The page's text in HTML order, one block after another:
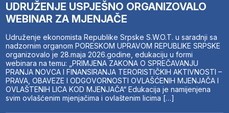
UDRUŽENJE USPJEŠNO ORGANIZOVALO
WEBINAR ZA MJENJAČE
Udruženje ekonomista Republike Srpske S.W.O.T. u saradnji sa
nadzornim organom PORESKOM UPRAVOM REPUBLIKE SRPSKE
organizovalo je 28.maja 2026.godine, edukaciju u formi
webinara na temu: „PRIMJENA ZAKONA O SPREČAVANJU
PRANJA NOVCA I FINANSIRANJA TERORISTIČKIH AKTIVNOSTI –
PRAVA, OBAVEZE I ODGOVORNOSTI OVLAŠĆENIH MJENJAČA I
OVLAŠTENIH LICA KOD MJENJAČA“ Edukacija je namijenjena
svim ovlašćenim mjenjačima i ovlaštenim licima […]